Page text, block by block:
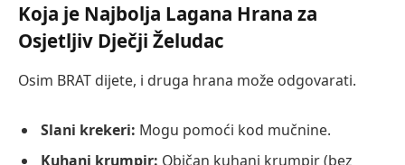
Koja je Najbolja Lagana Hrana za
Osjetljiv Dječji Želudac
Osim BRAT dijete, i druga hrana može odgovarati.
Slani krekeri: Mogu pomoći kod mučnine.
Kuhani krumpir: Običan kuhani krumpir (bez